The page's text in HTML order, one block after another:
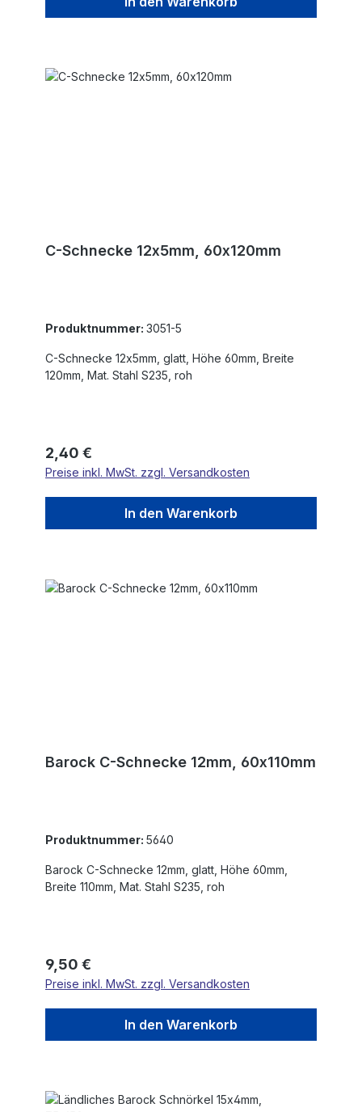
C-Schnecke 12x5mm, 60x120mm
Produktnummer: 3051-5
C-Schnecke 12x5mm, glatt, Höhe 60mm, Breite
120mm, Mat. Stahl S235, roh
Regulärer Preis:
2,40 €
Preise inkl. MwSt. zzgl. Versandkosten
In den Warenkorb
Barock C-Schnecke 12mm, 60x110mm
Produktnummer: 5640
Barock C-Schnecke 12mm, glatt, Höhe 60mm,
Breite 110mm, Mat. Stahl S235, roh
Regulärer Preis:
9,50 €
Preise inkl. MwSt. zzgl. Versandkosten
In den Warenkorb